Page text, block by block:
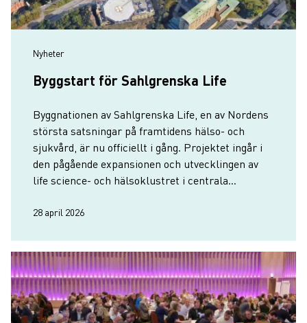
Nyheter
Byggstart för Sahlgrenska Life
Byggnationen av Sahlgrenska Life, en av Nordens
största satsningar på framtidens hälso- och
sjukvård, är nu officiellt i gång. Projektet ingår i
den pågående expansionen och utvecklingen av
life science- och hälsoklustret i centrala
28 april 2026